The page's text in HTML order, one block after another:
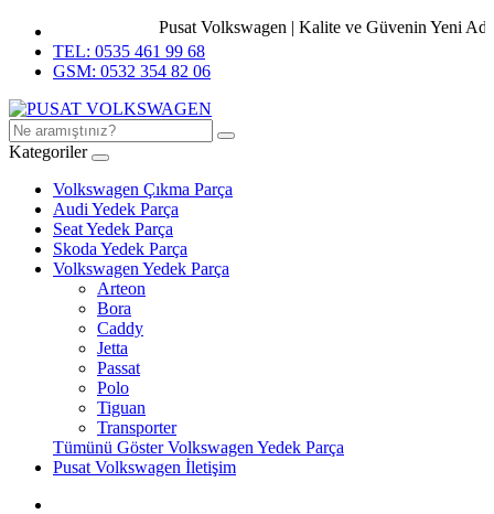
Pusat Volkswagen | Kalite ve Güvenin Yeni
TEL: 0535 461 99 68
GSM: 0532 354 82 06
Kategoriler
Volkswagen Çıkma Parça
Audi Yedek Parça
Seat Yedek Parça
Skoda Yedek Parça
Volkswagen Yedek Parça
Arteon
Bora
Caddy
Jetta
Passat
Polo
Tiguan
Transporter
Tümünü Göster Volkswagen Yedek Parça
Pusat Volkswagen İletişim